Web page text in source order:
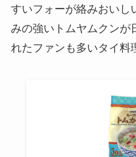
すいフォーが絡みおいし
みの強いトムヤムクンが
れたファンも多いタイ料